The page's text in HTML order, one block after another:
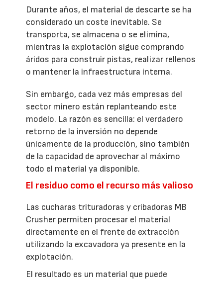
Durante años, el material de descarte se ha
considerado un coste inevitable. Se
transporta, se almacena o se elimina,
mientras la explotación sigue comprando
áridos para construir pistas, realizar rellenos
o mantener la infraestructura interna.
Sin embargo, cada vez más empresas del
sector minero están replanteando este
modelo. La razón es sencilla: el verdadero
retorno de la inversión no depende
únicamente de la producción, sino también
de la capacidad de aprovechar al máximo
todo el material ya disponible.
El residuo como el recurso más valioso
Las cucharas trituradoras y cribadoras MB
Crusher permiten procesar el material
directamente en el frente de extracción
utilizando la excavadora ya presente en la
explotación.
El resultado es un material que puede